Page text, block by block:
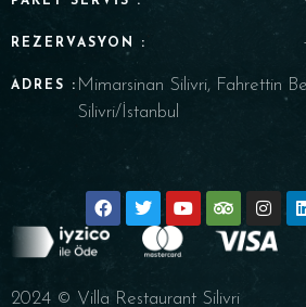
REZERVASYON :
ADRES : Mimarsinan Silivri, Fahrettin
Silivri/İstanbul
2024 © Villa Restaurant Silivri